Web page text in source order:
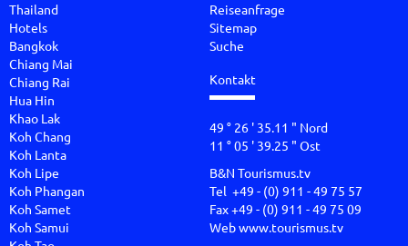
Thailand
Hotels
Bangkok
Chiang Mai
Chiang Rai
Hua Hin
Khao Lak
Koh Chang
Koh Lanta
Koh Lipe
Koh Phangan
Koh Samet
Koh Samui
Reiseanfrage
Sitemap
Suche
Kontakt
49 ° 26 ' 35.11 " Nord
11 ° 05 ' 39.25 " Ost
B&N Tourismus.tv
Tel +49 - (0) 911 - 49 75 57
Fax +49 - (0) 911 - 49 75 09
Webwww.tourismus.tv